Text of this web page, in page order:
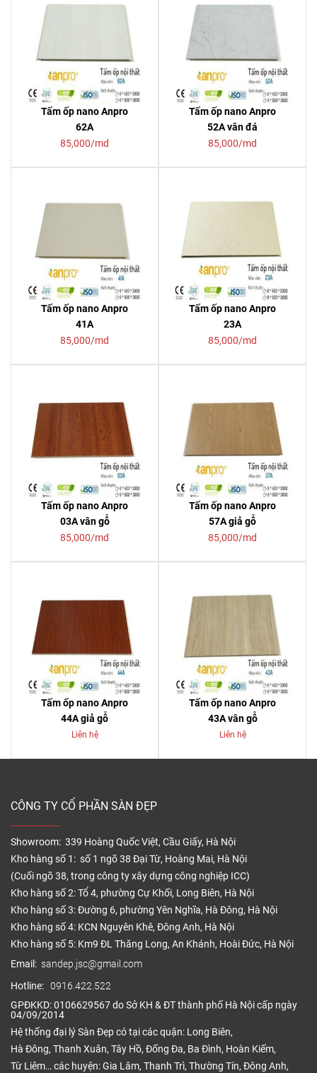
Tấm ốp nano Anpro
62A
85,000/md
Tấm ốp nano Anpro
52A vân đá
85,000/md
Tấm ốp nano Anpro
41A
85,000/md
Tấm ốp nano Anpro
23A
85,000/md
Tấm ốp nano Anpro
03A vân gỗ
85,000/md
Tấm ốp nano Anpro
57A giả gỗ
85,000/md
Tấm ốp nano Anpro
44A giả gỗ
Liên hệ
Tấm ốp nano Anpro
43A vân gỗ
Liên hệ
CÔNG TY CỔ PHẦN SÀN ĐẸP
Showroom: 339 Hoàng Quốc Việt, Cầu Giấy, Hà Nội
Kho hàng số 1: số 1 ngõ 38 Đại Từ, Hoàng Mai, Hà Nội
(Cuối ngõ 38, trong công ty xây dựng công nghiệp ICC)
Kho hàng số 2: Tổ 4, phường Cự Khối, Long Biên, Hà Nội
Kho hàng số 3: Đường 6, phường Yên Nghĩa, Hà Đông, Hà Nội
Kho hàng số 4: KCN Nguyên Khê, Đông Anh, Hà Nội
Kho hàng số 5: Km9 ĐL Thăng Long, An Khánh, Hoài Đức, Hà Nội
Email: sandep.jsc@gmail.com
Hotline: 0916.422.522
GPĐKKD: 0106629567 do Sở KH & ĐT thành phố Hà Nội cấp ngày
04/09/2014
Hệ thống đại lý Sàn Đẹp có tại các quận: Long Biên,
Hà Đông, Thanh Xuân, Tây Hồ, Đống Đa, Ba Đình, Hoàn Kiếm,
Từ Liêm… các huyện: Gia Lâm, Thanh Trì, Thường Tín, Đông Anh,